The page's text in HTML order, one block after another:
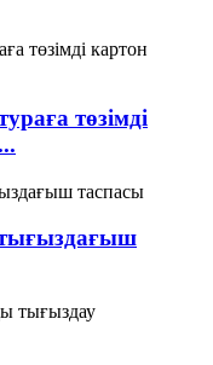
төзімді